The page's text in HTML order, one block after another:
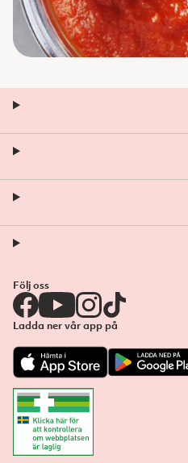
Följ oss
Ladda ner vår app på